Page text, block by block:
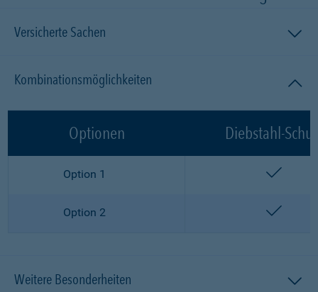
Versicherte Sachen
Kombinationsmöglichkeiten
Optionen Diebstahl-
Option 1
Option 2
Weitere Besonderheiten